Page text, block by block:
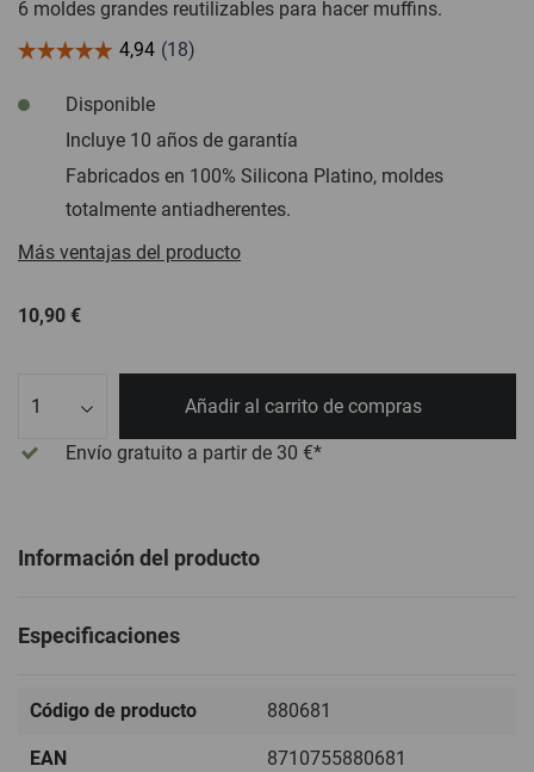
6 moldes grandes reutilizables para hacer muffins.
Disponible
Incluye 10 años de garantía
Fabricados en 100% Silicona Platino, moldes
totalmente antiadherentes.
Más ventajas del producto
10,90 €
Añadir al carrito de compras
Envío gratuito a partir de 30 €*
Información del producto
Especificaciones
Código de producto 880681
EAN 8710755880681